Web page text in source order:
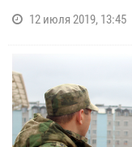
12 июля 2019, 13:45